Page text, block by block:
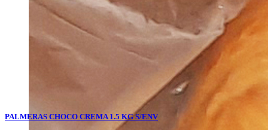
PALMERAS CHOCO CREMA 1.5 KG S/ENV